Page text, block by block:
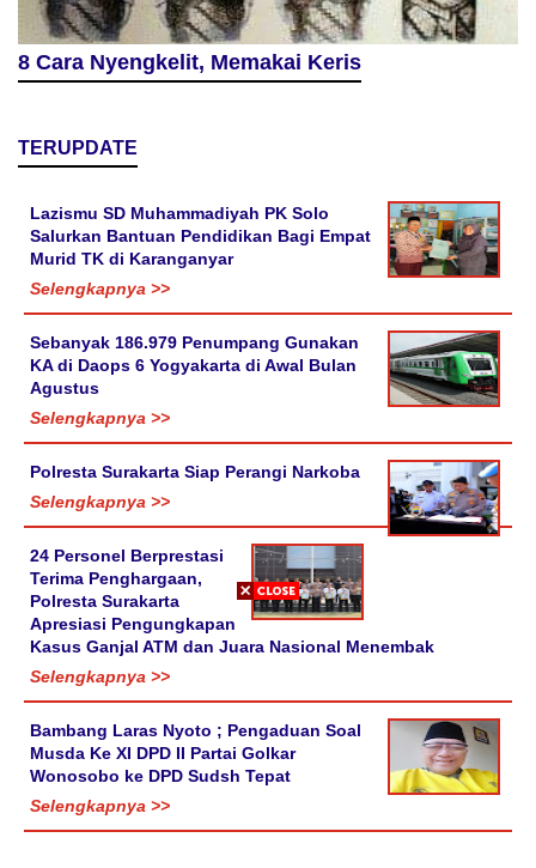
8 Cara Nyengkelit, Memakai Keris
TERUPDATE
Lazismu SD Muhammadiyah PK Solo
Salurkan Bantuan Pendidikan Bagi Empat
Murid TK di Karanganyar
Selengkapnya >>
Sebanyak 186.979 Penumpang Gunakan
KA di Daops 6 Yogyakarta di Awal Bulan
Agustus
Selengkapnya >>
Polresta Surakarta Siap Perangi Narkoba
Selengkapnya >>
24 Personel Berprestasi
Terima Penghargaan,
Polresta Surakarta
Apresiasi Pengungkapan
Kasus Ganjal ATM dan Juara Nasional Menembak
Selengkapnya >>
Bambang Laras Nyoto ; Pengaduan Soal
Musda Ke XI DPD II Partai Golkar
Wonosobo ke DPD Sudsh Tepat
Selengkapnya >>